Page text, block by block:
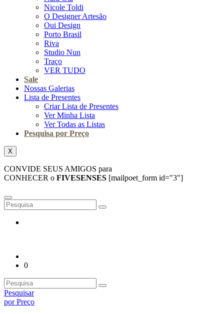
Nicole Toldi
O Designer Artesão
Oui Design
Porto Brasil
Riva
Studio Nun
Traço
VER TUDO
Sale
Nossas Galerias
Lista de Presentes
Criar Lista de Presentes
Ver Minha Lista
Ver Todas as Listas
Pesquisa por Preço
X
CONVIDE SEUS AMIGOS para
CONHECER o FIVESENSES [mailpoet_form id="3"]
0
Pesquisar
por Preço